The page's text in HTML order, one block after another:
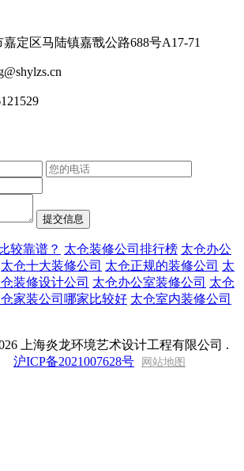
定区马陆镇嘉戬公路688号A17-71
较靠谱？ 太仓装修公司排行榜 太仓办公
太仓十大装修公司 太仓正规的装修公司 太
装修设计公司 太仓办公室装修公司 太仓
家装公司哪家比较好 太仓室内装修公司
上海炎龙环境艺术设计工程有限公司 .
沪ICP备2021007628号 网站地图